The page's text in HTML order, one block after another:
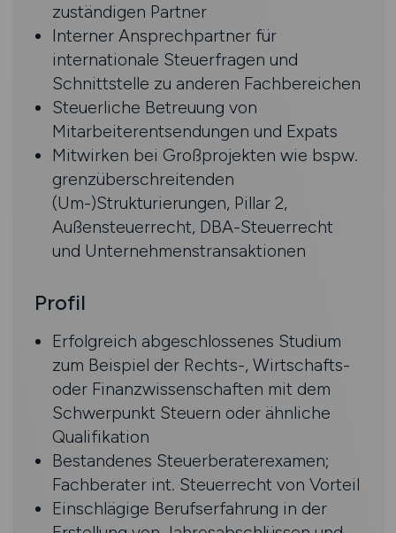
zuständigen Partner
Interner Ansprechpartner für
internationale Steuerfragen und
Schnittstelle zu anderen Fachbereichen
Steuerliche Betreuung von
Mitarbeiterentsendungen und Expats
Mitwirken bei Großprojekten wie bspw.
grenzüberschreitenden
(Um-)Strukturierungen, Pillar 2,
Außensteuerrecht, DBA-Steuerrecht
und Unternehmenstransaktionen
Profil
Erfolgreich abgeschlossenes Studium
zum Beispiel der Rechts-, Wirtschafts-
oder Finanzwissenschaften mit dem
Schwerpunkt Steuern oder ähnliche
Qualifikation
Bestandenes Steuerberaterexamen;
Fachberater int. Steuerrecht von Vorteil
Einschlägige Berufserfahrung in der